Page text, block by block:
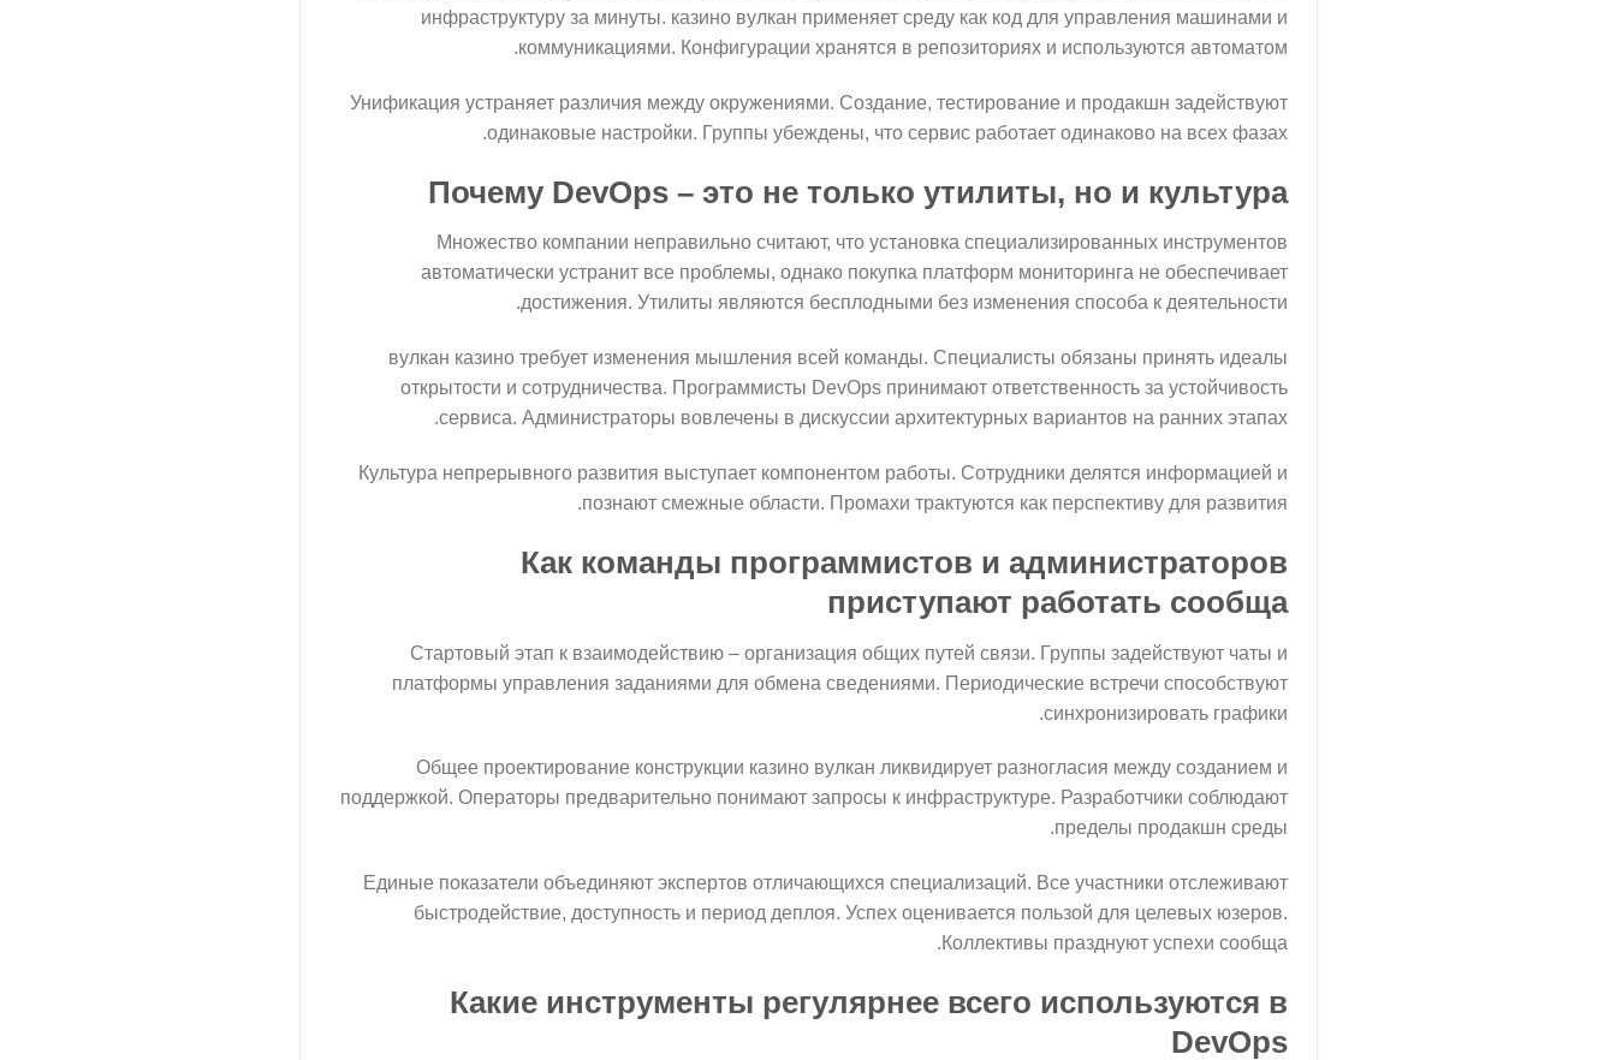
инфраструктуру за минуты. казино вулкан применяет среду как код для управления машинами и
коммуникациями. Конфигурации хранятся в репозиториях и используются автоматом.
Унификация устраняет различия между окружениями. Создание, тестирование и продакшн задействуют
одинаковые настройки. Группы убеждены, что сервис работает одинаково на всех фазах.
Почему DevOps – это не только утилиты, но и культура
Множество компании неправильно считают, что установка специализированных инструментов
автоматически устранит все проблемы, однако покупка платформ мониторинга не обеспечивает
достижения. Утилиты являются бесплодными без изменения способа к деятельности.
вулкан казино требует изменения мышления всей команды. Специалисты обязаны принять идеалы
открытости и сотрудничества. Программисты DevOps принимают ответственность за устойчивость
сервиса. Администраторы вовлечены в дискуссии архитектурных вариантов на ранних этапах.
Культура непрерывного развития выступает компонентом работы. Сотрудники делятся информацией и
познают смежные области. Промахи трактуются как перспективу для развития.
Как команды программистов и администраторов
приступают работать сообща
Стартовый этап к взаимодействию – организация общих путей связи. Группы задействуют чаты и
платформы управления заданиями для обмена сведениями. Периодические встречи способствуют
синхронизировать графики.
Общее проектирование конструкции казино вулкан ликвидирует разногласия между созданием и
поддержкой. Операторы предварительно понимают запросы к инфраструктуре. Разработчики соблюдают
пределы продакшн среды.
Единые показатели объединяют экспертов отличающихся специализаций. Все участники отслеживают
быстродействие, доступность и период деплоя. Успех оценивается пользой для целевых юзеров.
Коллективы празднуют успехи сообща.
Какие инструменты регулярнее всего используются в
DevOps